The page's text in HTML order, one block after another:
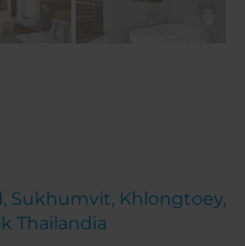
Sukhumvit, Khlongtoey,
Thailandia